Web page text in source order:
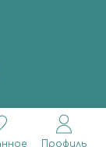
Профиль